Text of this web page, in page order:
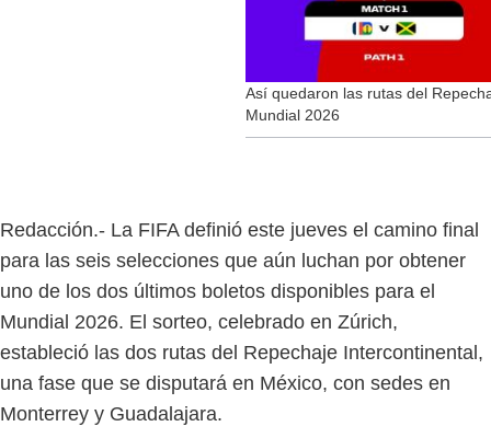
Así quedaron las rutas del
Mundial 2026
Redacción.- La FIFA definió este jueves el camino final
para las seis selecciones que aún luchan por obtener
uno de los dos últimos boletos disponibles para el
Mundial 2026. El sorteo, celebrado en Zúrich,
estableció las dos rutas del Repechaje Intercontinental,
una fase que se disputará en México, con sedes en
Monterrey y Guadalajara.